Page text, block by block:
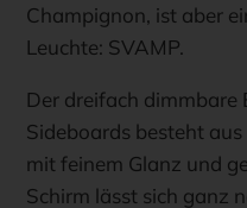
Champignon, ist aber
Leuchte: SVAMP.
Der dreifach dimmbare
Sideboards besteht
mit feinem Glanz und
Schirm lässt sich ganz